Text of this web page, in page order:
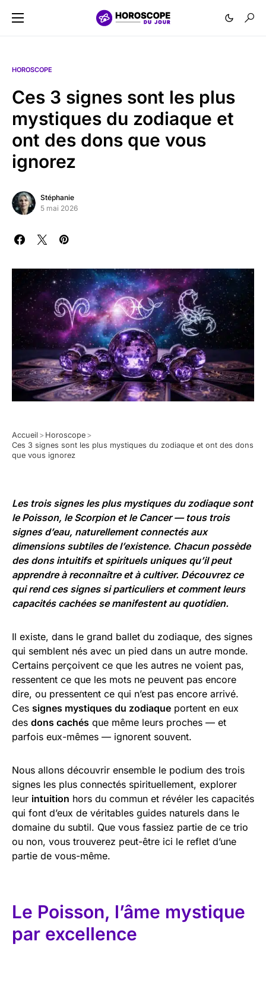
HOROSCOPE
Ces 3 signes sont les plus
mystiques du zodiaque et
ont des dons que vous
ignorez
Stéphanie
5 mai 2026
Accueil > Horoscope >
Ces 3 signes sont les plus mystiques du zodiaque et ont des dons
que vous ignorez
Les trois signes les plus mystiques du zodiaque sont
le Poisson, le Scorpion et le Cancer — tous trois
signes d’eau, naturellement connectés aux
dimensions subtiles de l’existence. Chacun possède
des dons intuitifs et spirituels uniques qu’il peut
apprendre à reconnaître et à cultiver. Découvrez ce
qui rend ces signes si particuliers et comment leurs
capacités cachées se manifestent au quotidien.
Il existe, dans le grand ballet du zodiaque, des signes
qui semblent nés avec un pied dans un autre monde.
Certains perçoivent ce que les autres ne voient pas,
ressentent ce que les mots ne peuvent pas encore
dire, ou pressentent ce qui n’est pas encore arrivé.
Ces signes mystiques du zodiaque portent en eux
des dons cachés que même leurs proches — et
parfois eux-mêmes — ignorent souvent.
Nous allons découvrir ensemble le podium des trois
signes les plus connectés spirituellement, explorer
leur intuition hors du commun et révéler les capacités
qui font d’eux de véritables guides naturels dans le
domaine du subtil. Que vous fassiez partie de ce trio
ou non, vous trouverez peut-être ici le reflet d’une
partie de vous-même.
Le Poisson, l’âme mystique
par excellence